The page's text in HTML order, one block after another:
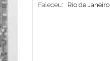
Faleceu:
Rio de